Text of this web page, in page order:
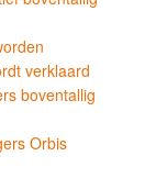
verklaard
boventallig
Orbis